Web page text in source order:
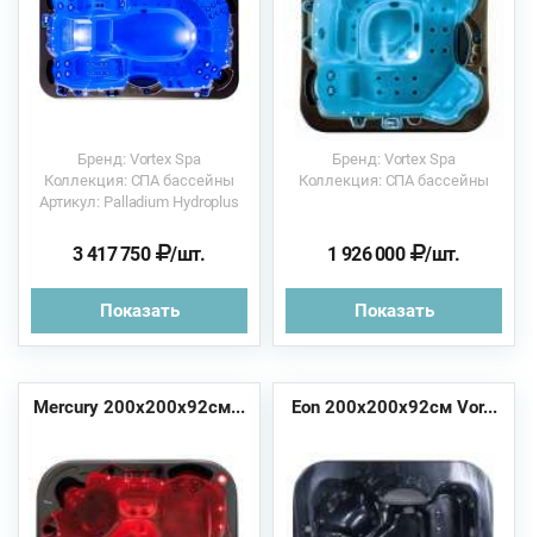
Бренд: Vortex Spa
Коллекция: СПА бассейны
Артикул: Palladium Hydroplus
3 417 750 /шт.
Показать
Бренд: Vortex Spa
Коллекция: СПА бассейны
1 926 000 /шт.
Показать
Mercury 200х200x92см... Eon 200х200х92см Vor...